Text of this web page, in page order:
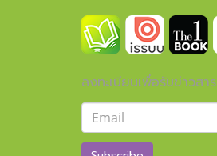
ลงทะเบียนเพื่อรับข่าวสาร